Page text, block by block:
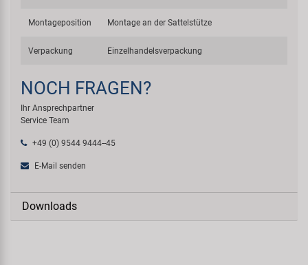
Montageposition Montage an der Sattelstütze
Verpackung Einzelhandelsverpackung
NOCH FRAGEN?
Ihr Ansprechpartner
Service Team
+49 (0) 9544 9444--45
E-Mail senden
Downloads